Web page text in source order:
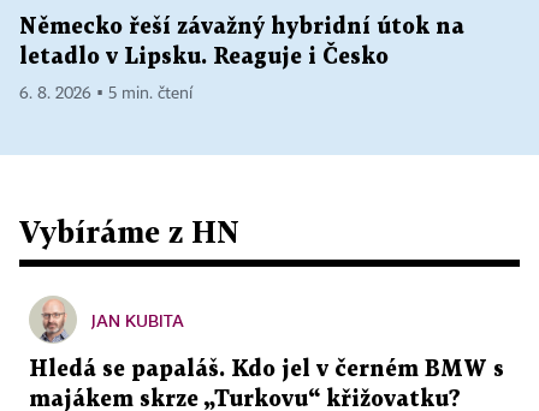
Německo řeší závažný hybridní útok na
letadlo v Lipsku. Reaguje i Česko
6. 8. 2026 ▪ 5 min. čtení
Vybíráme z HN
JAN KUBITA
Hledá se papaláš. Kdo jel v černém BMW s
majákem skrze „Turkovu“ křižovatku?